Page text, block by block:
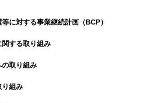
に対する事業継続計画（BCP）
する取り組み
の取り組み
り組み